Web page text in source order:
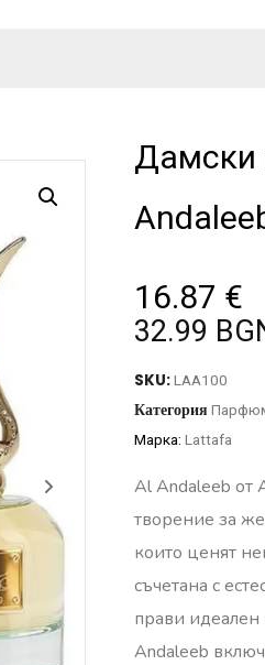
Дамски
16.87 €
32.99
SKU:LAA100
Категория
Марка: Lattafa
Al Andaleeb от
творение за
които ценят
съчетана с
прави
Andaleeb